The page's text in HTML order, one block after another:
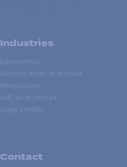
Industries
Événementiel
Forestier, minier et pétrolier
Manufacturier
Golf, ski et plein air
Usage extrême
Contact